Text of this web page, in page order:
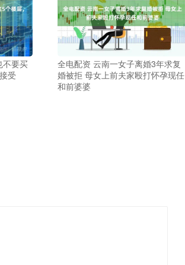
不要买
受
全电配资 云南一女子离婚3年求复
婚被拒 母女上前夫家殴打怀孕现任
和前婆婆